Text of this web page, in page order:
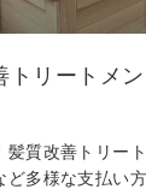
リートメ
質改善トリー
多様な支払い